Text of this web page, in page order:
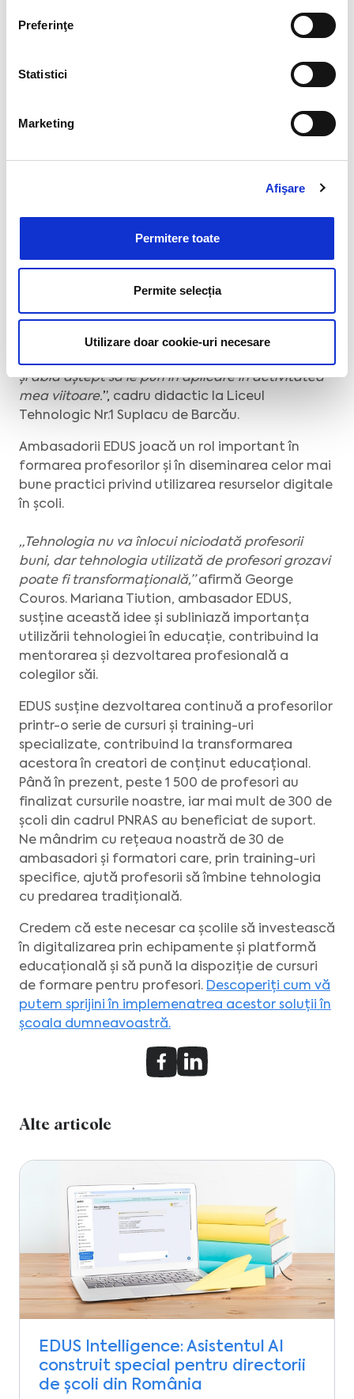
Preferinţe
Statistici
Marketing
Afişare
Permitere toate
Permite selecția
Utilizare doar cookie-uri necesare
de învățare cu suport digital
Mariana Tiution, ambasador EDUS,
promovează tehnologia în sala de clasă.
Apreciez răbdarea și dedicarea doamnei
formator. A fost mereu deschisă să răspundă
acest lucru a făcut ca atmosfera să fie una foarte
plăcută și propice învățării. Îi mulțumesc încă o
dată pentru timpul și efortul pe care le-a investit
și abia aștept să le pun în aplicare în activitatea
mea viitoare.”, cadru didactic la Liceul
Tehnologic Nr.1 Suplacu de Barcău.
Ambasadorii EDUS joacă un rol important în
formarea profesorilor și în diseminarea celor mai
bune practici privind utilizarea resurselor digitale
în școli.
„Tehnologia nu va înlocui niciodată profesorii
buni, dar tehnologia utilizată de profesori grozavi
poate fi transformațională,”afirmă George
Couros. Mariana Tiution, ambasador EDUS,
susține această idee și subliniază importanța
utilizării tehnologiei în educație, contribuind la
mentorarea și dezvoltarea profesională a
colegilor săi.
EDUS susține dezvoltarea continuă a profesorilor
printr-o serie de cursuri și training-uri
specializate, contribuind la transformarea
acestora în creatori de conținut educațional.
Până în prezent, peste 1 500 de profesori au
finalizat cursurile noastre, iar mai mult de 300 de
școli din cadrul PNRAS au beneficiat de suport.
Ne mândrim cu rețeaua noastră de 30 de
ambasadori și formatori care, prin training-uri
specifice, ajută profesorii să îmbine tehnologia
cu predarea tradițională.
Credem că este necesar ca școlile să investească
în digitalizarea prin echipamente și platformă
educațională și să pună la dispoziție de cursuri
de formare pentru profesori. Descoperiți cum vă
putem sprijini în implemenatrea acestor soluții în
școala dumneavoastră.
Alte articole
EDUS Intelligence: Asistentul AI
construit special pentru directorii
de școli din România